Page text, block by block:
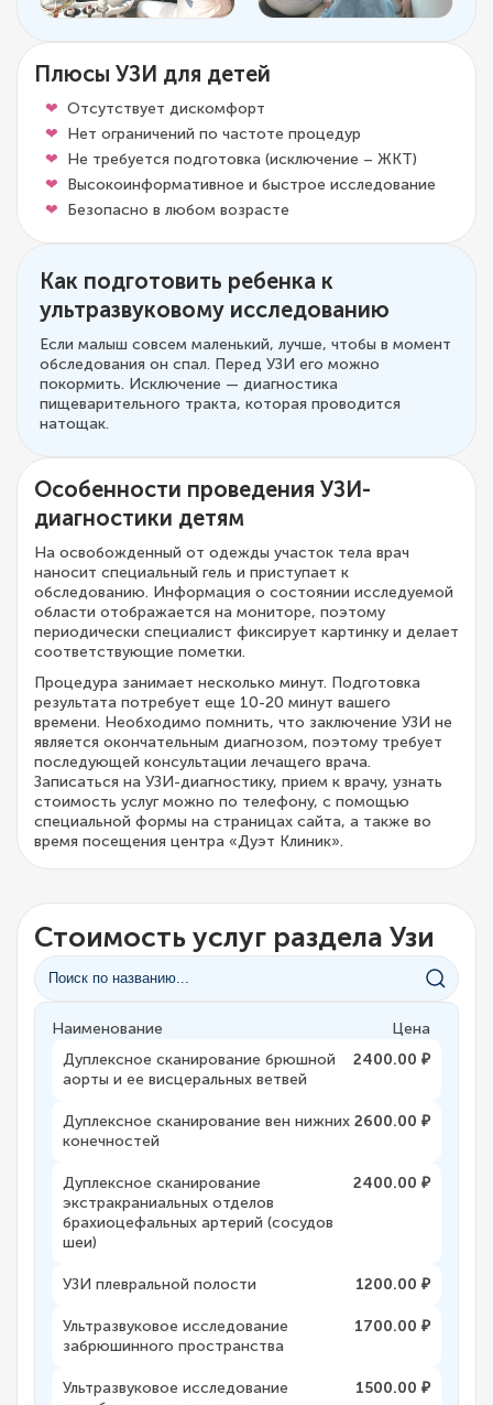
Плюсы УЗИ для детей
Отсутствует дискомфорт
Нет ограничений по частоте процедур
Не требуется подготовка (исключение – ЖКТ)
Высокоинформативное и быстрое исследование
Безопасно в любом возрасте
Как подготовить ребенка к
ультразвуковому исследованию
Если малыш совсем маленький, лучше, чтобы в момент
обследования он спал. Перед УЗИ его можно
покормить. Исключение — диагностика
пищеварительного тракта, которая проводится
натощак.
Особенности проведения УЗИ-
диагностики детям
На освобожденный от одежды участок тела врач
наносит специальный гель и приступает к
обследованию. Информация о состоянии исследуемой
области отображается на мониторе, поэтому
периодически специалист фиксирует картинку и делает
соответствующие пометки.
Процедура занимает несколько минут. Подготовка
результата потребует еще 10-20 минут вашего
времени. Необходимо помнить, что заключение УЗИ не
является окончательным диагнозом, поэтому требует
последующей консультации лечащего врача.
Записаться на УЗИ-диагностику, прием к врачу, узнать
стоимость услуг можно по телефону, с помощью
специальной формы на страницах сайта, а также во
время посещения центра «Дуэт Клиник».
Стоимость услуг раздела Узи
Наименование
Цена
Дуплексное сканирование брюшной
аорты и ее висцеральных ветвей
2400.00 ₽
Дуплексное сканирование вен нижних
конечностей
2600.00 ₽
Дуплексное сканирование
экстракраниальных отделов
брахиоцефальных артерий (сосудов
шеи)
2400.00 ₽
УЗИ плевральной полости 1200.00 ₽
Ультразвуковое исследование
забрюшинного пространства
1700.00 ₽
Ультразвуковое исследование
1500.00 ₽